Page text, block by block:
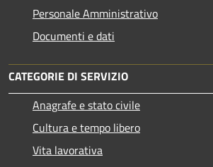
Personale Amministrativo
Documenti e dati
CATEGORIE DI SERVIZIO
Anagrafe e stato civile
Cultura e tempo libero
Vita lavorativa